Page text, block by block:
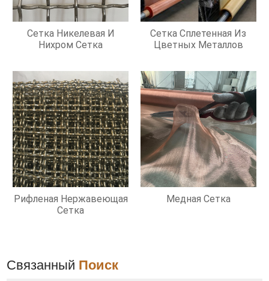
Сетка Никелевая И
Нихром Сетка
Сетка Сплетенная Из
Цветных Металлов
Рифленая Нержавеющая
Сетка
Медная Сетка
Связанный Поиск